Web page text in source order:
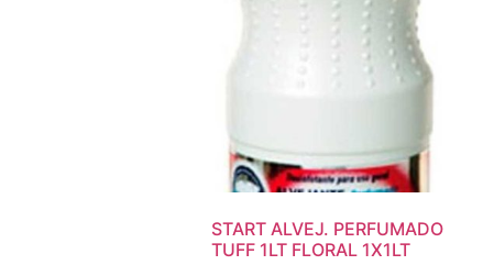
START ALVEJ. PERFUMADO
TUFF 1LT FLORAL 1X1LT